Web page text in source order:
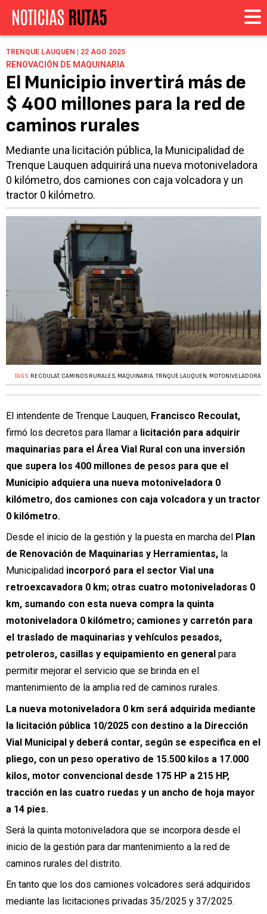
TRENQUE LAUQUEN | 22 AGO 2025
RENOVACIÓN DE MAQUINARIA
El Municipio invertirá más de
$ 400 millones para la red de
caminos rurales
Mediante una licitación pública, la Municipalidad de
Trenque Lauquen adquirirá una nueva motoniveladora
0 kilómetro, dos camiones con caja volcadora y un
tractor 0 kilómetro.
TAGS: RECOULAT, CAMINOS RURALES, MAQUINARIA,TRNQUE LAUQUEN, MOTONIVELADORA
El intendente de Trenque Lauquen, Francisco Recoulat,
firmó los decretos para llamar a licitación para adquirir
maquinarias para el Área Vial Rural con una inversión
que supera los 400 millones de pesos para que el
Municipio adquiera una nueva motoniveladora 0
kilómetro, dos camiones con caja volcadora y un tractor
0 kilómetro.
Desde el inicio de la gestión y la puesta en marcha del Plan
de Renovación de Maquinarias y Herramientas, la
Municipalidad incorporó para el sector Vial una
retroexcavadora 0 km; otras cuatro motoniveladoras 0
km, sumando con esta nueva compra la quinta
motoniveladora 0 kilómetro; camiones y carretón para
el traslado de maquinarias y vehículos pesados,
petroleros, casillas y equipamiento en general para
permitir mejorar el servicio que se brinda en el
mantenimiento de la amplia red de caminos rurales.
La nueva motoniveladora 0 km será adquirida mediante
la licitación pública 10/2025 con destino a la Dirección
Vial Municipal y deberá contar, según se especifica en el
pliego, con un peso operativo de 15.500 kilos a 17.000
kilos, motor convencional desde 175 HP a 215 HP,
tracción en las cuatro ruedas y un ancho de hoja mayor
a 14 pies.
Será la quinta motoniveladora que se incorpora desde el
inicio de la gestión para dar mantenimiento a la red de
caminos rurales del distrito.
En tanto que los dos camiones volcadores será adquiridos
mediante las licitaciones privadas 35/2025 y 37/2025.